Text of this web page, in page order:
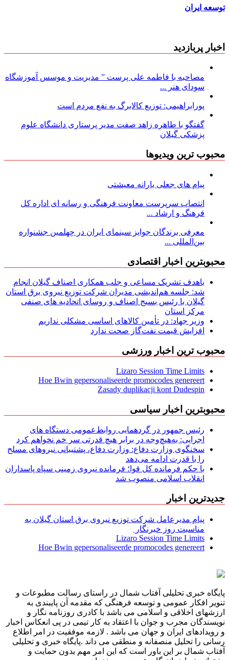
توسعه ایران
اخبار پربازدید
مصاحبه با فاطمه علی پرست ” مدیریت و موسس آموزشگاه
سودای هنر ...
پورابراهیمی: توزیع کالابرگ به نفع مردم است
گفتگو با طاهره زاهد صفت مدیر پرستاری دانشگاه علوم
پزشکی گیلان
محبوب ترین ویدیوها
پیام های جعلی یارانه معیشتی
انتصاب سرپرست معاونت فرهنگی و رسانه ای اداره کل
فرهنگ و ارشاد ...
معرفی برندگان جوایز سینمای ایران در چهلمین جشنواره
بین‌المللی ...
محبوبترین اخبار اقتصادی
باهدف تشریک مساعی و جلب همکاری اصناف گیلان انجام
شد: جلسه هم‌اندیشی مدیران شركت توزیع نیروی برق استان
گیلان با رئیس بسیج اصناف و روسای اتحادیه های صنفی
مركز استان
وزیر جهاد: در تأمین کالاهای اساسی مشکلی نداریم
افزایش قیمت نفت‌گاز صحت ندارد
محبوب ترین اخبار ورزشی
Lizaro Session Time Limits
Hoe Bwin gepersonaliseerde promocodes genereert
Zasady duplikacji kont Dudespin
محبوبترین اخبار سیاسی
رئیس جمهور در گردهمایی روابط‌عمومی دستگاه های
اجرایی: به‌هیچ‌وجه در برابر هیچ قدرتی سر خم نخواهم کرد
سخنگوی وزارت دفاع: وزارت دفاع، پشتیبانی نیرو‌های مسلح
را با قدرت ادامه می‌دهد
با حکم فرمانده کل قوا؛ فرمانده نیروی زمینی سپاه پاسداران
انقلاب اسلامی منصوب شد
جدیدترین اخبار
پیام مدیرعامل شركت توزیع نیروی برق استان گیلان به
مناسبت روز خبرنگار ‌
Lizaro Session Time Limits
Hoe Bwin gepersonaliseerde promocodes genereert
پایگاه خبری تحلیلی آفتاب شمال در راستای رسالت مطبوعات و
تنویر افکار عمومی و توسعه فرهنگی که مقدمه آن پایبندی به
ارزشهای اخلاقی و اسلامی می باشد با کادری روزنامه نگار و
نویسندگان مجرب و جوان با اعتقاد به کار تیمی در پی انعکاس اخبار
و رویدادهای ایران و جهان می باشد . لازمه موفقیت در امر اطلاع
رسانی را تحلیل منصفانه و منطقی می داند .پایگاه خبری و تحلیلی
آفتاب شمال بر این باور است که این امر مهم بدون حمایت و